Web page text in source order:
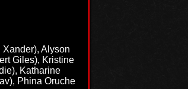
Alyson
Giles), Kristine
Katharine
Phina Oruche